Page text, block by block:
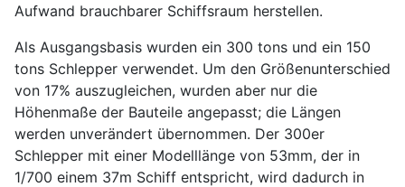
Aufwand brauchbarer Schiffsraum herstellen.
Als Ausgangsbasis wurden ein 300 tons und ein 150
tons Schlepper verwendet. Um den Größenunterschied
von 17% auszugleichen, wurden aber nur die
Höhenmaße der Bauteile angepasst; die Längen
werden unverändert übernommen. Der 300er
Schlepper mit einer Modelllänge von 53mm, der in
1/700 einem 37m Schiff entspricht, wird dadurch in